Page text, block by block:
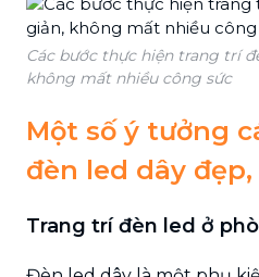
Các bước thực hiện trang trí
không mất nhiều công sức
Một số ý tưởng
đèn led dây
Trang trí đèn led ở